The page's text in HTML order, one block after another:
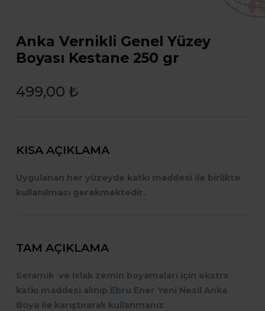
Anka Vernikli Genel Yüzey
Boyası Kestane 250 gr
499,00 ₺
KISA AÇIKLAMA
Uygulanan her yüzeyde katkı maddesi ile birlikte
kullanılması gerekmektedir.
TAM AÇIKLAMA
Seramik ve Islak zemin boyamaları için ekstra
katkı maddesi alınıp Ebru Ener Yeni Nesil Anka
Boya ile karıştırarak kullanmanız